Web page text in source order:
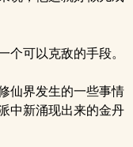
可以克敌的手段。
仙界发生的一些事情
中新涌现出来的金丹